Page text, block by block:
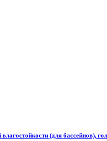
(для бассейнов),